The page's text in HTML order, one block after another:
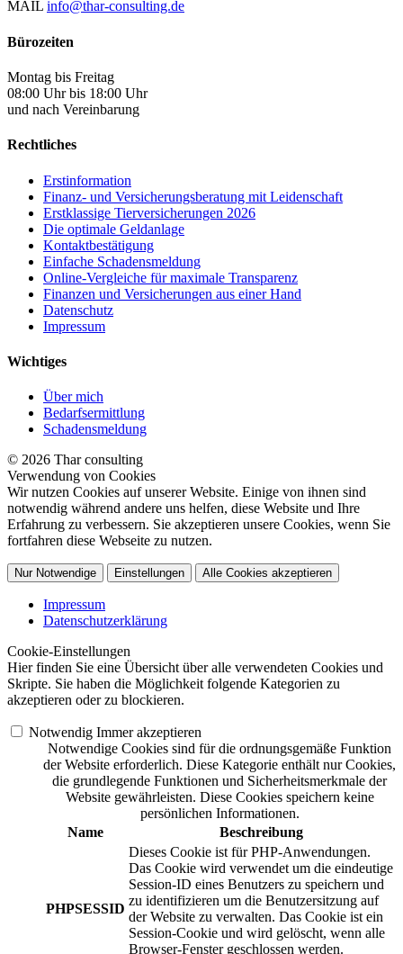
MAIL info@thar-consulting.de
Bürozeiten
Montag bis Freitag
08:00 Uhr bis 18:00 Uhr
und nach Vereinbarung
Rechtliches
Erstinformation
Finanz- und Versicherungsberatung mit Leidenschaft
Erstklassige Tierversicherungen 2026
Die optimale Geldanlage
Kontaktbestätigung
Einfache Schadensmeldung
Online-Vergleiche für maximale Transparenz
Finanzen und Versicherungen aus einer Hand
Datenschutz
Impressum
Wichtiges
Über mich
Bedarfsermittlung
Schadensmeldung
© 2026 Thar consulting
Verwendung von Cookies
Wir nutzen Cookies auf unserer Website. Einige von ihnen sind
notwendig während andere uns helfen, diese Website und Ihre
Erfahrung zu verbessern. Sie akzeptieren unsere Cookies, wenn Sie
fortfahren diese Webseite zu nutzen.
Nur Notwendige Einstellungen Alle Cookies akzeptieren
Impressum
Datenschutzerklärung
Cookie-Einstellungen
Hier finden Sie eine Übersicht über alle verwendeten Cookies und
Skripte. Sie haben die Möglichkeit folgende Kategorien zu
akzeptieren oder zu blockieren.
Notwendig Immer akzeptieren
Notwendige Cookies sind für die ordnungsgemäße Funktion
der Website erforderlich. Diese Kategorie enthält nur Cookies,
die grundlegende Funktionen und Sicherheitsmerkmale der
Website gewährleisten. Diese Cookies speichern keine
persönlichen Informationen.
Name
Beschreibung
PHPSESSID
Dieses Cookie ist für PHP-Anwendungen.
Das Cookie wird verwendet um die eindeutige
Session-ID eines Benutzers zu speichern und
zu identifizieren um die Benutzersitzung auf
der Website zu verwalten. Das Cookie ist ein
Session-Cookie und wird gelöscht, wenn alle
Browser-Fenster geschlossen werden.